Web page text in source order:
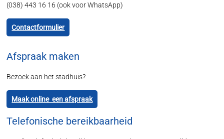
(038) 443 16 16 (ook voor WhatsApp)
Contactformulier
Afspraak maken
Bezoek aan het stadhuis?
Maak online een afspraak
Telefonische bereikbaarheid